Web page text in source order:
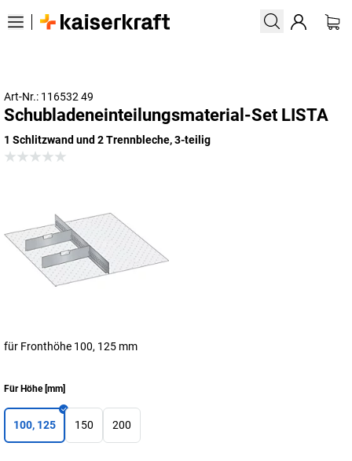
Art-Nr.: 116532 49
Schubladeneinteilungsmaterial-Set LISTA
1 Schlitzwand und 2 Trennbleche, 3-teilig
für Fronthöhe 100, 125 mm
Für Höhe[mm]
100, 125 150 200